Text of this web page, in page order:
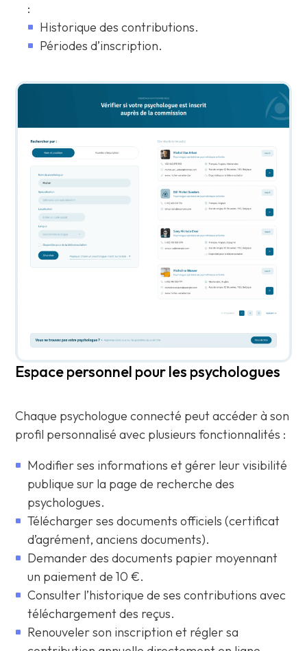
:
Historique des contributions.
Périodes d’inscription.
Espace personnel pour les psychologues
Chaque psychologue connecté peut accéder à son
profil personnalisé avec plusieurs fonctionnalités :
Modifier ses informations et gérer leur visibilité
publique sur la page de recherche des
psychologues.
Télécharger ses documents officiels (certificat
d’agrément, anciens documents).
Demander des documents papier moyennant
un paiement de 10 €.
Consulter l’historique de ses contributions avec
téléchargement des reçus.
Renouveler son inscription et régler sa